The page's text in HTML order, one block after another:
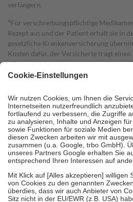
verlängern.
4Für verschreibungspflichtige
Rezept aus und der Patient erhält sie in
gesetzliche Krankenversicherung
Kosten dafür, der Versicherte trägt einen
mit.
Grundsätzlich leisten Mitglieder
höchstens zehn Euro.
Es sind jedoch nie
Kosten der Leistung zu entrichten.
Diese Regeln gelten grundsätzlich auch
Bei Heilmitteln und häuslicher
Zuzahlung zehn Prozent der Kosten
Verordnung.
Um das Engagement der Versicherten für
stärken und die besondere Stellung der
fallenkeine Zuzahlungenan bei:
• Kindern und Jugendlichen bis zum
mit Ausnahme der Fahrkosten